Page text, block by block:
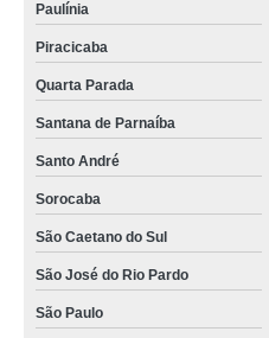
Paulínia
Piracicaba
Quarta Parada
Santana de Parnaíba
Santo André
Sorocaba
São Caetano do Sul
São José do Rio Pardo
São Paulo